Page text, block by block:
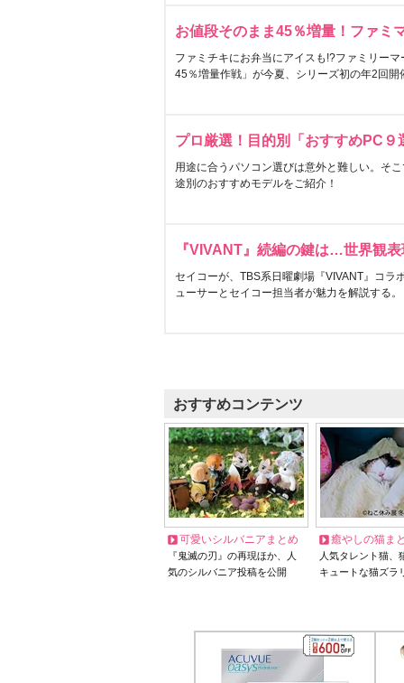
お値段そのまま45％増量！ファミ
ファミチキにお弁当にアイスも!?ファミリー
45％増量作戦」が今夏、シリーズ初の年2回開
プロ厳選！目的別「おすすめPC９
用途に合うパソコン選びは意外と難しい。そ
途別のおすすめモデルをご紹介！
『VIVANT』続編の鍵は…世界観
セイコーが、TBS系日曜劇場『VIVANT』コラ
ューサーとセイコー担当者が魅力を解説する。
おすすめコンテンツ
可愛いシルバニアまとめ
『鬼滅の刃』の再現ほか、人
気のシルバニア投稿を公開
癒やしの猫ま
人気タレント猫
キュートな猫ズラ